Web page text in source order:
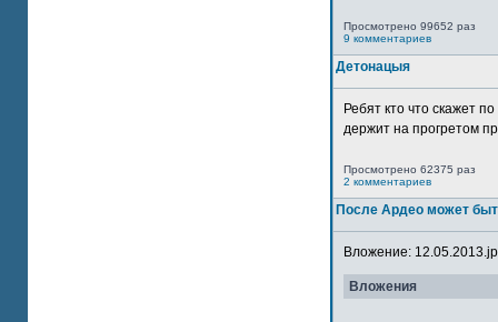
Просмотрено 99652 раз
9 комментариев
Детонацыя
Ребят кто что скажет
держит на прогретом
Просмотрено 62375 раз
2 комментариев
После Ардео может
Вложение:
Вложения